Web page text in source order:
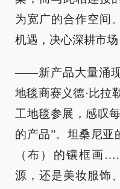
为宽广的合作空间
机遇，决心深耕市场
——新产品大量涌
地毯商赛义德·比拉
工地毯参展，感叹
的产品”。坦桑尼亚
（布）的镶框画
源，还是美妆服饰